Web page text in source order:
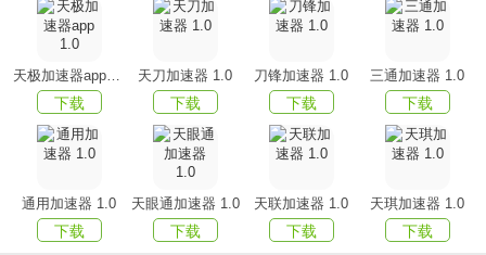
新功能。您如果在发布之前运行开放式测试，就可以为用户
提供抢先体验机会，从而有助于在发布之前提升应用和游戏
的质量。您也可以申请参加应用和游戏抢先体验合集计划。
google play 免安装体验
借助 google play 免安装体验，用户只需点按一下即可试用应
google play 游戏应用或任何分享链接的位置畅享 google
play 免安装体验。
天极加速器app 1.0
下载
天刀加速器 1.0
下载
刀锋加速器 1.0
下载
三通加速器 1.0
下载
通用加速器 1.0
下载
天眼通加速器 1.0
下载
天联加速器 1.0
下载
天琪加速器 1.0
下载